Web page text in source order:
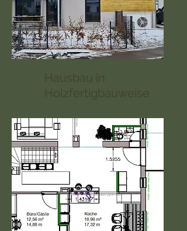
Hausbau in
Holzfertigbauweise